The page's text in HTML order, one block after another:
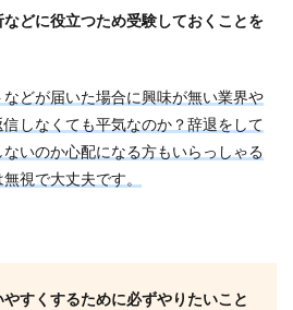
どに役立つため受験しておくことを
どが届いた場合に興味が無い業界や
しなくても平気なのか？辞退をして
いのか心配になる方もいらっしゃる
視で大丈夫です。
すくするために必ずやりたいこと